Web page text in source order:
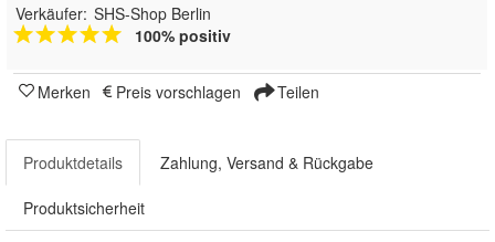
Verkäufer: SHS-Shop Berlin
100% positiv
Merken Preis vorschlagen Teilen
Produktdetails Zahlung, Versand & Rückgabe
Produktsicherheit